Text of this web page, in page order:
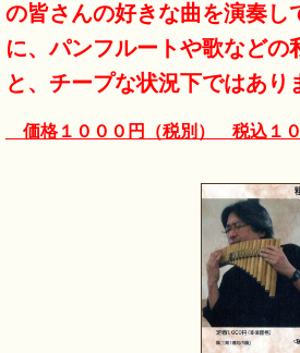
の皆さんの好きな曲を演奏し
に、パンフルートや歌などの
と、チープな状況下ではあり
価格１０００円（税別） 税込１